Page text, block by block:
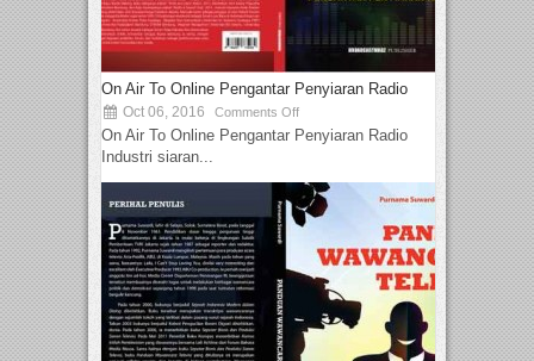
On Air To Online Pengantar Penyiaran Radio
Oct 06, 2016 Comments Off
On Air To Online Pengantar Penyiaran Radio
Industri siaran...